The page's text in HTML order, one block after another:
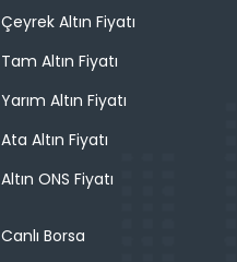
Çeyrek Altın Fiyatı
Tam Altın Fiyatı
Yarım Altın Fiyatı
Ata Altın Fiyatı
Altın ONS Fiyatı
Canlı Borsa